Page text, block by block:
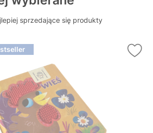
sprzedające się produkty